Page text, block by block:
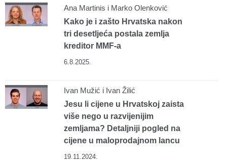
Ana Martinis i Marko Olenković
Kako je i zašto Hrvatska nakon
tri desetljeća postala zemlja
kreditor MMF-a
6.8.2025.
Ivan Mužić i Ivan Žilić
Jesu li cijene u Hrvatskoj zaista
više nego u razvijenijim
zemljama? Detaljniji pogled na
cijene u maloprodajnom lancu
19.11.2024.